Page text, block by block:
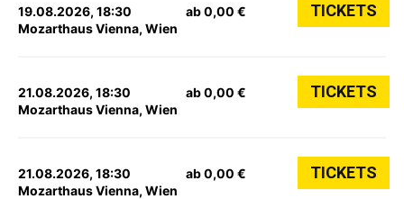
19.08.2026, 18:30
Mozarthaus Vienna, Wien
ab 0,00 € TICKETS
21.08.2026, 18:30
Mozarthaus Vienna, Wien
ab 0,00 € TICKETS
21.08.2026, 18:30
Mozarthaus Vienna, Wien
ab 0,00 € TICKETS